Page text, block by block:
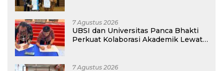
7 Agustus 2026
UBSI dan Universitas Panca Bhakti
Perkuat Kolaborasi Akademik Lewat
7 Agustus 2026